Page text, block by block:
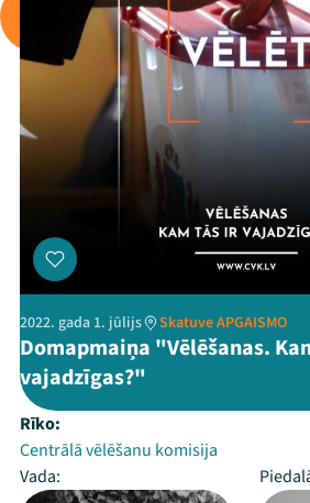
2022. gada 1. jūlijs Skatuve APGAISMO
Domapmaiņa "Vēlēšanas.
vajadzīgas?"
Rīko:
Centrālā vēlēšanu komisija
Vada: